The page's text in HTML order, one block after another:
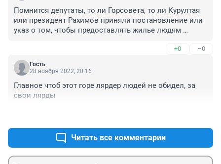
Помнится депутаты, то ли Горсовета, то ли Курултая
или президент Рахимов приняли постановление или
указ о том, чтобы предоставлять жилье людям
получается из центра переселяют в Шакшу, Дему.
+0 –0
Гость
28 ноября 2022, 20:16
Главное чтоб этот горе лярдер людей не обидел, за
свои лярды
Читать все комментарии